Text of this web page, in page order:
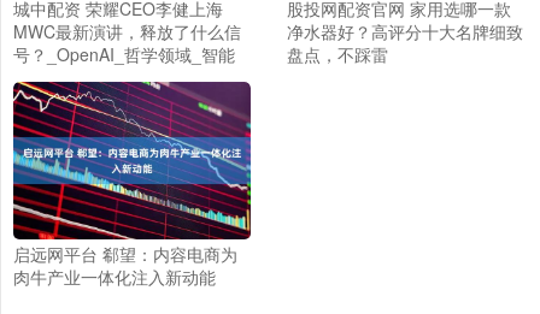
城中配资 荣耀CEO李健上海
MWC最新演讲，释放了什么信
号？_OpenAI_哲学领域_智能
股投网配资官网 家用选哪一款
净水器好？高评分十大名牌细致
盘点，不踩雷
启远网平台 郗望：内容电商为
肉牛产业一体化注入新动能